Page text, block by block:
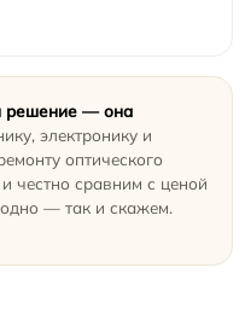
решение — она
электронику и
оптического
честно сравним с ценой
— так и скажем.